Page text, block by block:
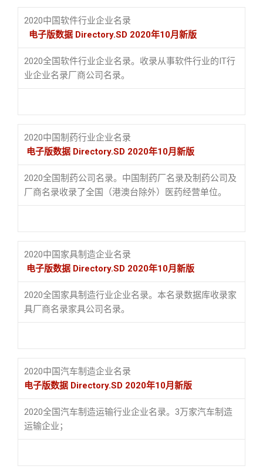
2020中国软件行业企业名录
电子版数据 Directory.SD 2020年10月新版
2020全国软件行业企业名录。收录从事软件行业的IT行
业企业名录厂商公司名录。
2020中国制药行业企业名录
电子版数据 Directory.SD 2020年10月新版
2020全国制药公司名录。中国制药厂名录及制药公司及
厂商名录收录了全国（港澳台除外）医药经营单位。
2020中国家具制造企业名录
电子版数据 Directory.SD 2020年10月新版
2020全国家具制造行业企业名录。本名录数据库收录家
具厂商名录家具公司名录。
2020中国汽车制造企业名录
电子版数据 Directory.SD 2020年10月新版
2020全国汽车制造运输行业企业名录。3万家汽车制造
运输企业；